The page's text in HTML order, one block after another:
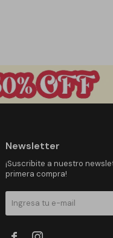
Newsletter
¡Suscribite a nuestro
primera compra!